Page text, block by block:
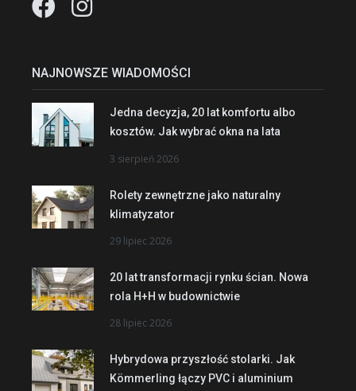
NAJNOWSZE WIADOMOŚCI
Jedna decyzja, 20 lat komfortu albo
kosztów. Jak wybrać okna na lata
3 sierpień 2026
Rolety zewnętrzne jako naturalny
klimatyzator
29 lipiec 2026
20 lat transformacji rynku ścian. Nowa
rola H+H w budownictwie
28 lipiec 2026
Hybrydowa przyszłość stolarki. Jak
Kömmerling łączy PVC i aluminium